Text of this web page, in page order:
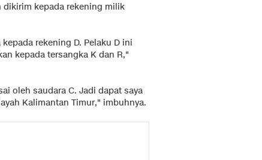
dikirim kepada rekening milik
rekening D. Pelaku D ini
kepada tersangka K dan R,"
oleh saudara C. Jadi dapat saya
Kalimantan Timur," imbuhnya.